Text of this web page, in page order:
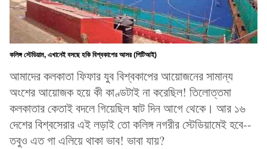
কলিঙ্গ স্টেডিয়াম, এখানেই বসছে হকি বিশ্বকাপের আসর (পিটিআই)
আমাদের কলকাতা ফিফার যুব বিশ্বকাপের আয়োজনের সামান্য
অংশের আয়োজক হয়ে কী কাণ্ডটাই না করেছিল! তিলোত্তমা
কলকাতার কেতাই বদলে গিয়েছিল ষাট দিন আগে থেকে। আর ১৬
দেশের বিশ্বসেরার এই লড়াই তো কলিঙ্গ নগরীর স্টেডিয়ামেই হবে--
তবুও এত গা এলিয়ে থাকা ভাব! ভাবা যায়?